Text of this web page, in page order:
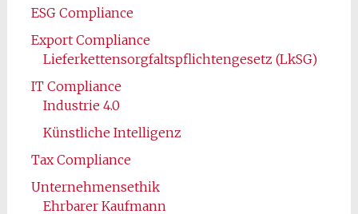
ESG Compliance
Export Compliance
Lieferkettensorgfaltspflichtengesetz (LkSG)
IT Compliance
Industrie 4.0
Künstliche Intelligenz
Tax Compliance
Unternehmensethik
Ehrbarer Kaufmann